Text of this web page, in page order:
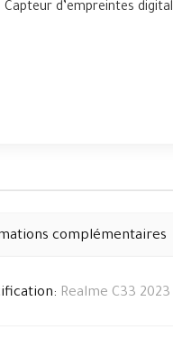
Capteur d’empreintes
complémentaires
Realme C33 2023